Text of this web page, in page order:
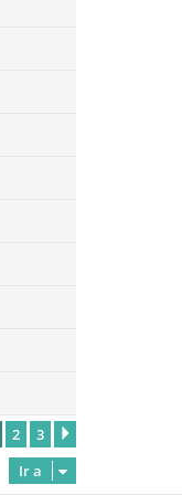
2 3
Ir a